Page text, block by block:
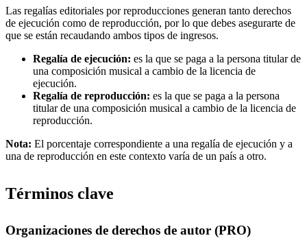
Las regalías editoriales por reproducciones generan tanto derechos
de ejecución como de reproducción, por lo que debes asegurarte de
que se están recaudando ambos tipos de ingresos.
Regalía de ejecución: es la que se paga a la persona titular de
una composición musical a cambio de la licencia de
ejecución.
Regalía de reproducción: es la que se paga a la persona
titular de una composición musical a cambio de la licencia de
reproducción.
Nota: El porcentaje correspondiente a una regalía de ejecución y a
una de reproducción en este contexto varía de un país a otro.
Términos clave
Organizaciones de derechos de autor (PRO)